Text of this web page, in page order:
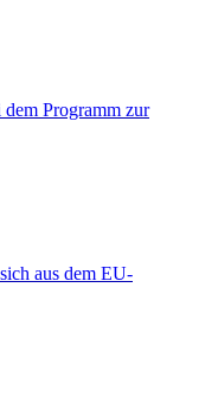
Programm zur
aus dem EU-